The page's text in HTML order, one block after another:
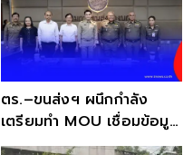
ตร.–ขนส่งฯ ผนึกกำลัง
เตรียมทำ MOU เชื่อมข้อมูล
"ประวัติอาชญากรรม"